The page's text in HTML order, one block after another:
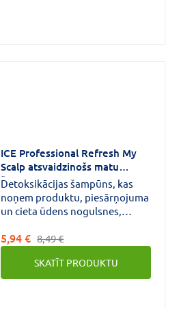
ICE Professional Refresh My
Scalp atsvaidzinošs matu
šampūns 250ml
Detoksikācijas šampūns, kas
noņem produktu, piesārņojuma
un cieta ūdens nogulsnes,
mitrināšanu. STILISTU PADOMI:
lietojiet šampūnu pirms
krāsošanas, lai iegūtu labāku
krāsas rezultātu.
5,94 € 8,49 €
SKATĪT PRODUKTU